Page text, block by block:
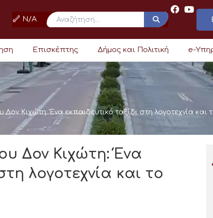
N/A
Επισκέπτης Δήμος και Πολιτική e-
Κιχώτη: Ένα εκπαιδευτικό ταξίδι στη λογοτεχνία και
Δον Κιχώτη: Ένα
λογοτεχνία και το